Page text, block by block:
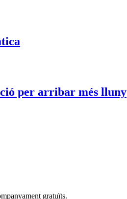
per arribar més lluny
gratuïts.